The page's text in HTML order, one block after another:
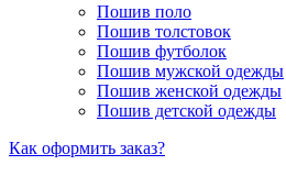
Пошив поло
Пошив толстовок
Пошив футболок
Пошив мужской одежды
Пошив женской одежды
Пошив детской одежды
Как оформить заказ?